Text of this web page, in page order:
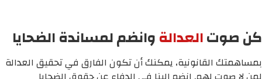
كن صوتالعدالةوانضم لمساندة الضحايا
بمساهمتك القانونية، يمكنك أن تكون الفارق في تحقيق العدالة